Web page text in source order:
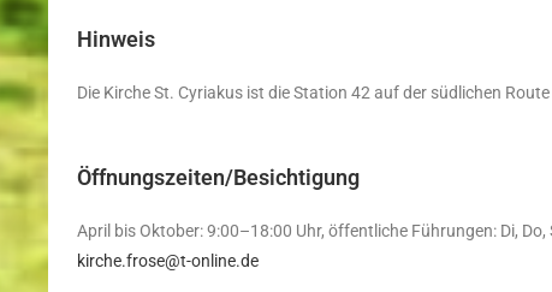
Hinweis
Die Kirche St. Cyriakus ist die Station 42 auf der südlichen
Öffnungszeiten/Besichtigung
April bis Oktober: 9:00–18:00 Uhr, öffentliche Führungen: Di,
kirche.frose@t-online.de